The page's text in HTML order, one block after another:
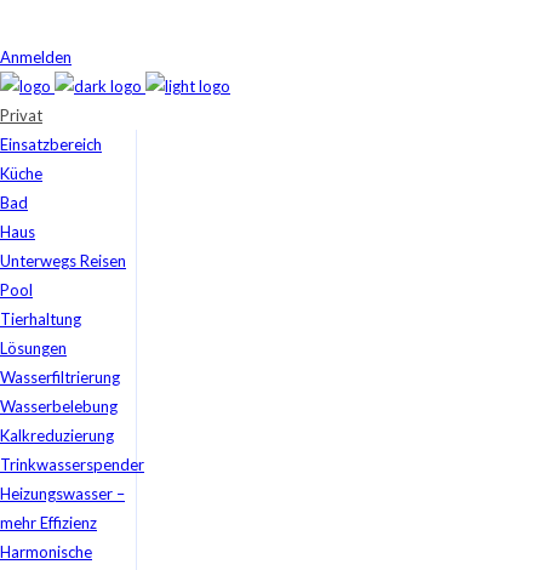
Anmelden
Privat
Einsatzbereich
Küche
Bad
Haus
Unterwegs Reisen
Pool
Tierhaltung
Lösungen
Wasserfiltrierung
Wasserbelebung
Kalkreduzierung
Trinkwasserspender
Heizungswasser –
mehr Effizienz
Harmonische